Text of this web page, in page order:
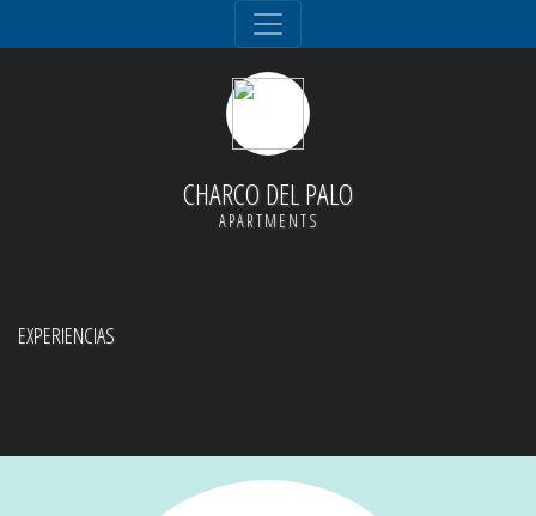
CHARCO DEL PALO
APARTMENTS
EXPERIENCIAS